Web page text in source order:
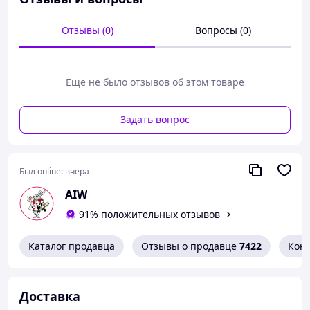
одновременно! Металлическая анальная пробка
маленького размера, украшенная ограненным
аксессуар. Выполненная из гладкого, скользкого
металла, она подарит ощущение наполнености и
приятной тяжести.
Отзывы (0) Вопросы (0)
Еще не было отзывов об этом товаре
Задать вопрос
Был online: вчера
AIW
91% положительных отзывов
Каталог продавца Отзывы о продавце 7422
Доставка